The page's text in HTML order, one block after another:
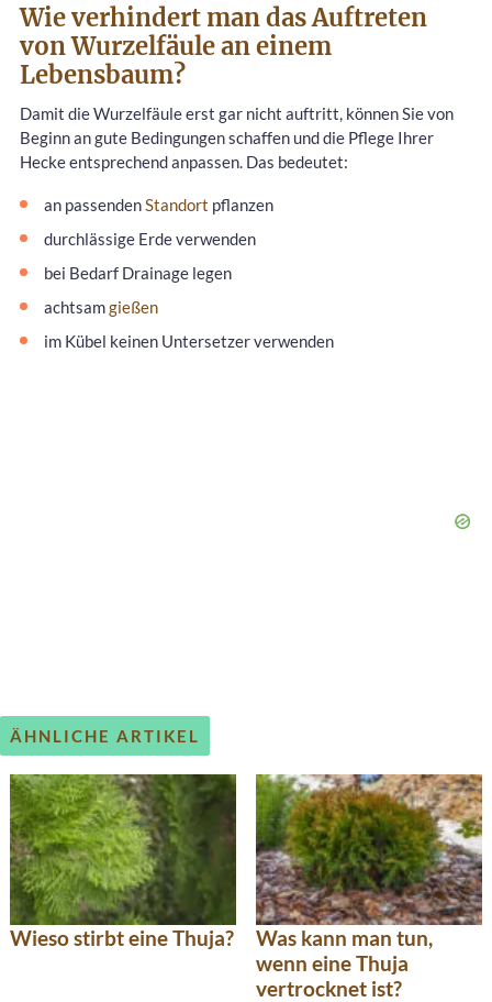
Wie verhindert man das Auftreten
von Wurzelfäule an einem
Lebensbaum?
Damit die Wurzelfäule erst gar nicht auftritt, können Sie von
Beginn an gute Bedingungen schaffen und die Pflege Ihrer
Hecke entsprechend anpassen. Das bedeutet:
an passendenStandort pflanzen
durchlässige Erde verwenden
bei Bedarf Drainage legen
achtsamgießen
im Kübel keinen Untersetzer verwenden
ÄHNLICHE ARTIKEL
Wieso stirbt eine Thuja?
Was kann man tun,
wenn eine Thuja
vertrocknet ist?